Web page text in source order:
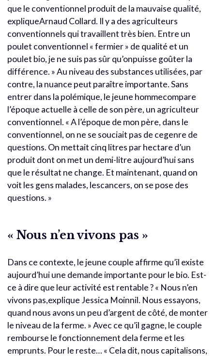
que le conventionnel produit de la mauvaise qualité,
expliqueArnaud Collard. Il y a des agriculteurs
conventionnels qui travaillent très bien. Entre un
poulet conventionnel « fermier » de qualité et un
poulet bio, je ne suis pas sûr qu’onpuisse goûter la
différence. » Au niveau des substances utilisées, par
contre, la nuance peut paraître importante. Sans
entrer dans la polémique, le jeune hommecompare
l’époque actuelle à celle de son père, un agriculteur
conventionnel. « A l’époque de mon père, dans le
conventionnel, on ne se souciait pas de cegenre de
questions. On mettait cinq litres par hectare d’un
produit dont on met un demi-litre aujourd’hui sans
que le résultat ne change. Et maintenant, quand on
voit les gens malades, lescancers, on se pose des
questions. »
« Nous n’en vivons pas »
Dans ce contexte, le jeune couple affirme qu’il existe
aujourd’hui une demande importante pour le bio. Est-
ce à dire que leur activité est rentable ? « Nous n’en
vivons pas,explique Jessica Moinnil. Nous essayons,
quand nous avons un peu d’argent de côté, de monter
le niveau de la ferme. » Avec ce qu’il gagne, le couple
rembourse le fonctionnement dela ferme et les
emprunts. Pour le reste… « Cela dit, nous capitalisons,